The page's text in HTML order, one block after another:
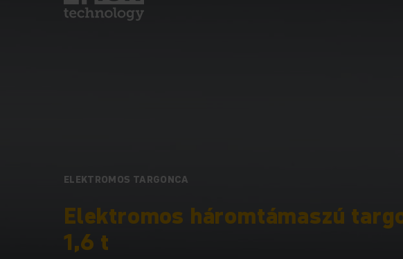
ELEKTROMOS TARGONCA
Elektromos háromtámaszú
1,6 t